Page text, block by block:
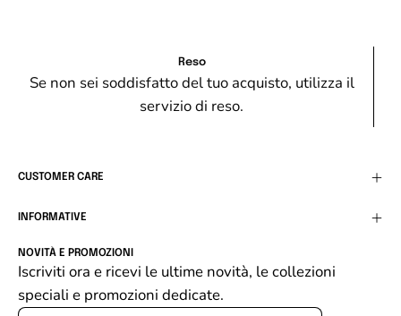
Reso
Se non sei soddisfatto del tuo acquisto, utilizza il
servizio di reso.
CUSTOMER CARE
INFORMATIVE
NOVITÀ E PROMOZIONI
Iscriviti ora e ricevi le ultime novità, le collezioni
speciali e promozioni dedicate.